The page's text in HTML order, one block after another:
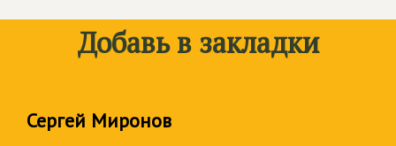
Добавь в закладки
Сергей Миронов